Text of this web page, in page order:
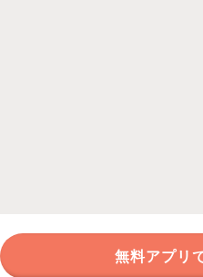
無料アプリ